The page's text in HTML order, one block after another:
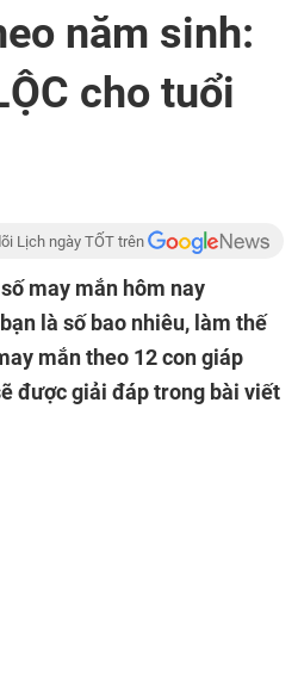
năm sinh:
cho tuổi
Lịch ngày TỐT trên
may mắn hôm nay
là số bao nhiêu, làm thế
mắn theo 12 con giáp
được giải đáp trong bài viết